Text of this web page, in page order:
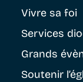
Vivre sa foi
Services
Grands
Soutenir